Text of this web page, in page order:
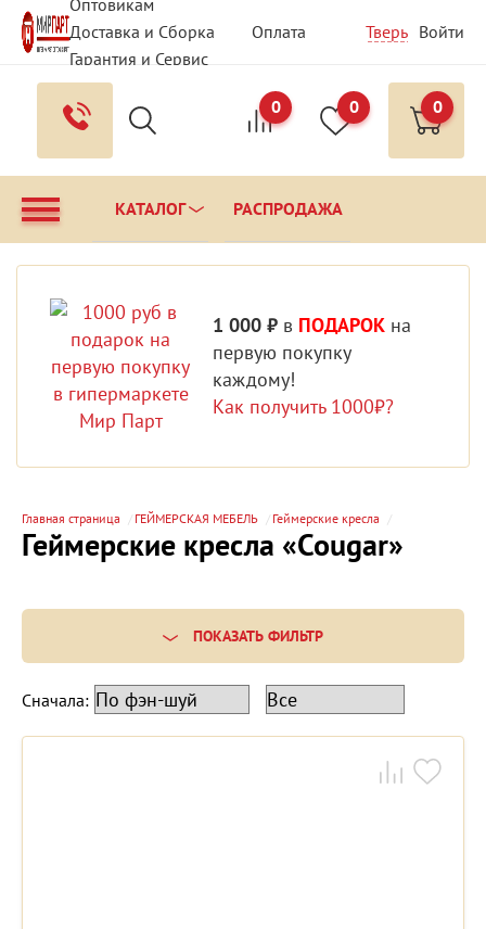
Оптовикам
Доставка и Сборка
Оплата
Гарантия и Сервис
Вопрос - Ответ
Контакты
Тверь Войти
0 0 0
КАТАЛОГ РАСПРОДАЖА
1 000 ₽ в ПОДАРОК на
первую покупку
каждому!
Как получить 1000₽?
Главная страница ГЕЙМЕРСКАЯ МЕБЕЛЬ Геймерские кресла
Геймерские кресла «Cougar»
ПОКАЗАТЬ ФИЛЬТР
Сначала: